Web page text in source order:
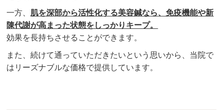
一方、 肌を深部から活性化する美容鍼なら、免疫機能や新
陳代謝が高まった状態をしっかりキープ。
効果を長持ちさせることができます。
また、続けて通っていただきたいという思いから、当院で
はリーズナブルな価格で提供しています。